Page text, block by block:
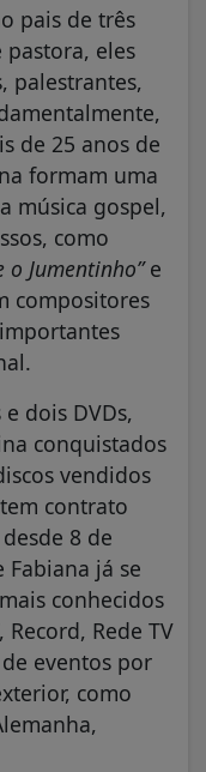
pais de três
eles
palestrantes,
de 25 anos de
formam uma
música gospel,
como
o Jumentinho”e
compositores
dois DVDs,
conquistados
vendidos
contrato
8 de
Fabiana já se
conhecidos
Rede TV
eventos por
como